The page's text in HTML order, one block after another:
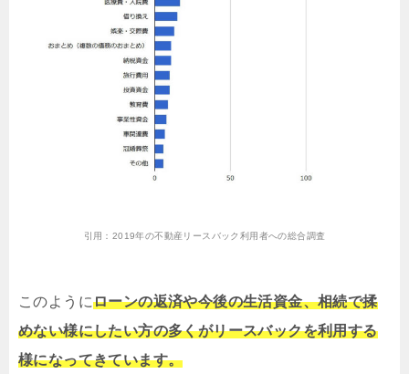
引用： 2019年の不動産リースバック利用者への総合調査
このようにローンの返済や今後の生活資金、相続で揉
めない様にしたい方の多くがリースバックを利用する
様になってきています。